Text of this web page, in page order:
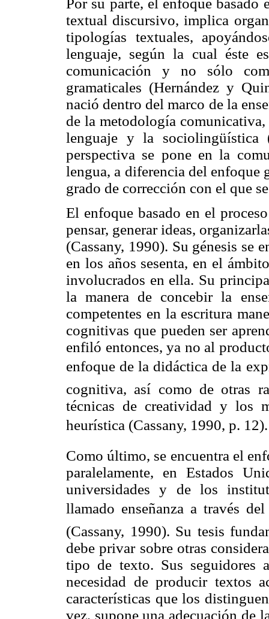
Por su parte, el enfoque
textual discursivo, implica
tipologías textuales,
lenguaje, según la cual éste
comunicación y no sólo
gramaticales (Hernández y
nació dentro del marco de la
de la metodología
lenguaje y la sociolingüística
perspectiva se pone en la
lengua, a diferencia del enfoque
grado de corrección con el que
El enfoque basado en el
pensar, generar ideas,
(Cassany, 1990). Su génesis se
en los años sesenta, en el
involucrados en ella. Su
la manera de concebir la
competentes en la escritura
cognitivas que pueden ser
enfiló entonces, ya no al
enfoque de la didáctica de la
cognitiva, así como de otras
técnicas de creatividad y los
heurística (Cassany, 1990, p. 12).
Como último, se encuentra el
paralelamente, en Estados
universidades y de los
llamado enseñanza a través
(Cassany, 1990). Su tesis
debe privar sobre otras
tipo de texto. Sus seguidores
necesidad de producir textos
características que los
vez, supone una adecuación de